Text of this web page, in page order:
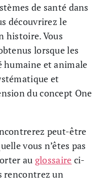
de santé dans
découvrirez le
histoire. Vous
lorsque les
humaine et animale
et
du concept One
peut-être
vous n’êtes pas
au glossaire ci-
rencontrez un